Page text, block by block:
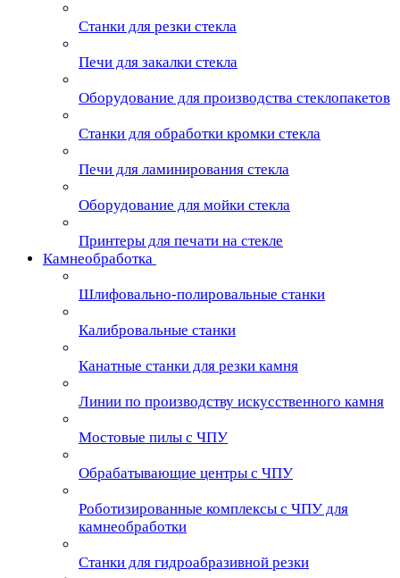
Станки для резки стекла
Печи для закалки стекла
Оборудование для производства стеклопакетов
Станки для обработки кромки стекла
Печи для ламинирования стекла
Оборудование для мойки стекла
Принтеры для печати на стекле
Камнеобработка
Шлифовально-полировальные станки
Калибровальные станки
Канатные станки для резки камня
Линии по производству искусственного камня
Мостовые пилы с ЧПУ
Обрабатывающие центры с ЧПУ
Роботизированные комплексы с ЧПУ для
камнеобработки
Станки для гидроабразивной резки